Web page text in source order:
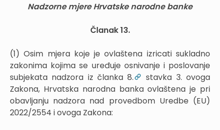
Nadzorne mjere Hrvatske narodne banke
Članak 13.
(1) Osim mjera koje je ovlaštena izricati sukladno
zakonima kojima se uređuje osnivanje i poslovanje
subjekata nadzora iz članka 8.
stavka 3. ovoga
Zakona, Hrvatska narodna banka ovlaštena je pri
obavljanju nadzora nad provedbom Uredbe (EU)
2022/2554 i ovoga Zakona: